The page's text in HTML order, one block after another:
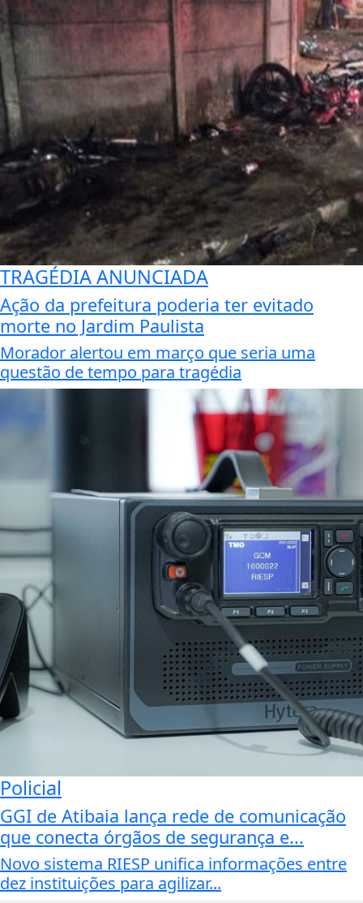
TRAGÉDIA ANUNCIADA
Ação da prefeitura poderia ter evitado
morte no Jardim Paulista
Morador alertou em março que seria uma
questão de tempo para tragédia
Policial
GGI de Atibaia lança rede de comunicação
que conecta órgãos de segurança e...
Novo sistema RIESP unifica informações entre
dez instituições para agilizar...